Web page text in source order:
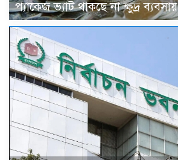
প্যাকেজ ভ্যাট থাকছে না ক্ষুদ্র ব্যবসায়